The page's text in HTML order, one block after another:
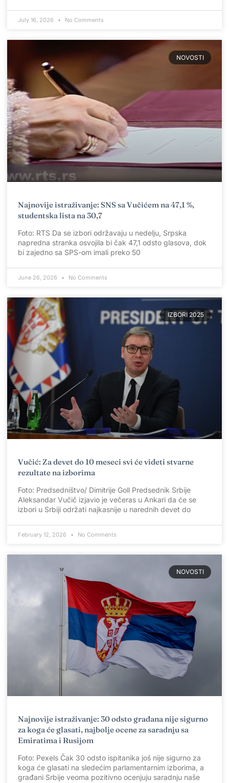
July 16, 2026 No Comments
NOVOSTI
Najnovije istraživanje: SNS sa Vučićem na 47,1 %,
studentska lista na 30,7
Foto: RTS Da se izbori održavaju u nedelju, Srpska
napredna stranka osvojila bi čak 47,1 odsto glasova, dok
bi zajedno sa SPS-om imali preko 50
June 26, 2026 No Comments
IZBORI 2025
Vučić: Za devet do 10 meseci svi će videti stvarne
rezultate na izborima
Foto: Predsedništvo/ Dimitrije Goll Predsednik Srbije
Aleksandar Vučič izjavio je večeras u Ankari da će se
izbori u Srbiji održati najkasnije u narednih devet do
February 12, 2026 No Comments
NOVOSTI
Najnovije istraživanje: 30 odsto građana nije sigurno
za koga će glasati, najbolje ocene za saradnju sa
Emiratima i Rusijom
Foto: Pexels Čak 30 odsto ispitanika još nije sigurno za
koga će glasati na sledećim parlamentarnim izborima, a
građani Srbije veoma pozitivno ocenjuju saradnju naše